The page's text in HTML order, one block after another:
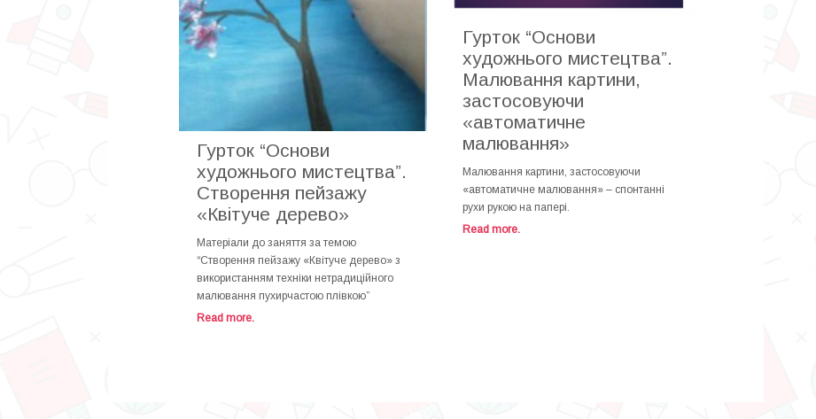
Гурток “Основи
художнього мистецтва”.
Створення пейзажу
«Квітуче дерево»
Матеріали до заняття за темою
“Створення пейзажу «Квітуче дерево» з
використанням техніки нетрадиційного
малювання пухирчастою плівкою”
Read more.
Гурток “Основи
художнього мистецтва”.
Малювання картини,
застосовуючи
«автоматичне
малювання»
Малювання картини, застосовуючи
«автоматичне малювання» – спонтанні
рухи рукою на папері.
Read more.